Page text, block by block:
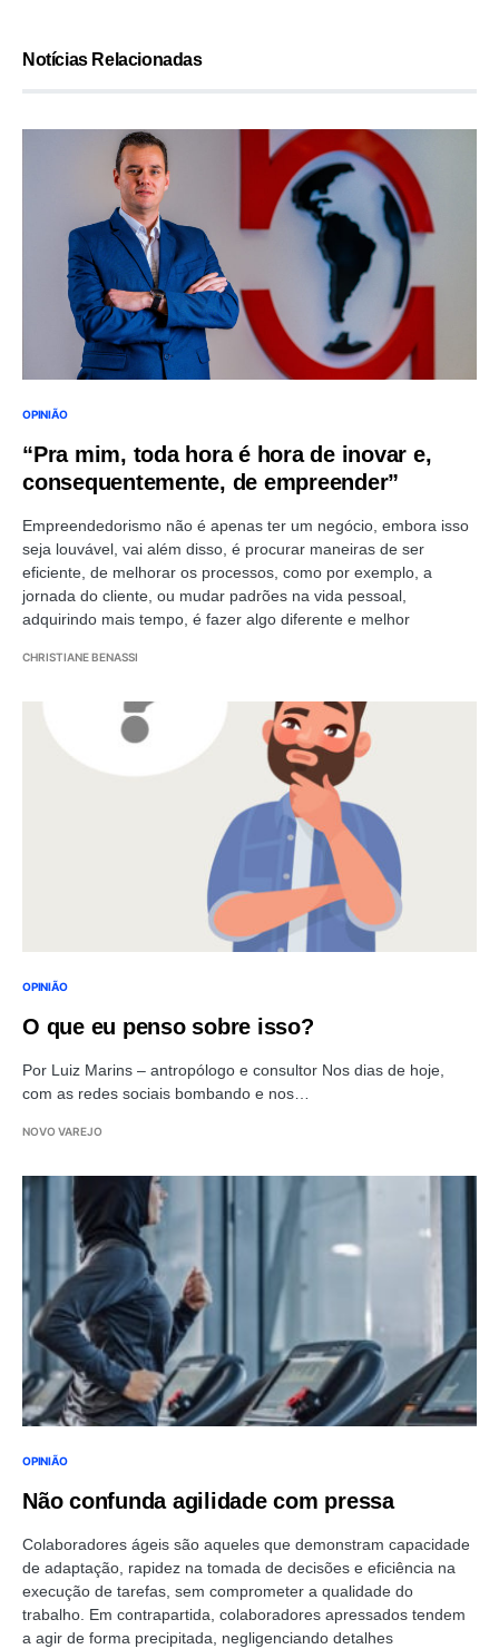
Notícias Relacionadas
OPINIÃO
“Pra mim, toda hora é hora de inovar e,
consequentemente, de empreender”
Empreendedorismo não é apenas ter um negócio, embora isso
seja louvável, vai além disso, é procurar maneiras de ser
eficiente, de melhorar os processos, como por exemplo, a
jornada do cliente, ou mudar padrões na vida pessoal,
adquirindo mais tempo, é fazer algo diferente e melhor
CHRISTIANE BENASSI
OPINIÃO
O que eu penso sobre isso?
Por Luiz Marins – antropólogo e consultor Nos dias de hoje,
com as redes sociais bombando e nos…
NOVO VAREJO
OPINIÃO
Não confunda agilidade com pressa
Colaboradores ágeis são aqueles que demonstram capacidade
de adaptação, rapidez na tomada de decisões e eficiência na
execução de tarefas, sem comprometer a qualidade do
trabalho. Em contrapartida, colaboradores apressados tendem
a agir de forma precipitada, negligenciando detalhes